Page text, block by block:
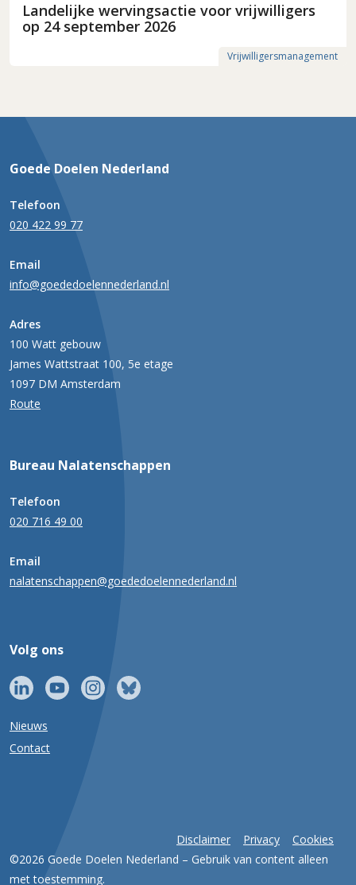
Landelijke wervingsactie voor vrijwilligers
op 24 september 2026
Vrijwilligersmanagement
Goede Doelen Nederland
Telefoon
020 422 99 77
Email
info@goededoelennederland.nl
Adres
100 Watt gebouw
James Wattstraat 100, 5e etage
1097 DM Amsterdam
Route
Bureau Nalatenschappen
Telefoon
020 716 49 00
Email
nalatenschappen@goededoelennederland.nl
Volg ons
Nieuws
Contact
Disclaimer Privacy
Cookies
©2026 Goede Doelen Nederland – Gebruik van content alleen
met toestemming.